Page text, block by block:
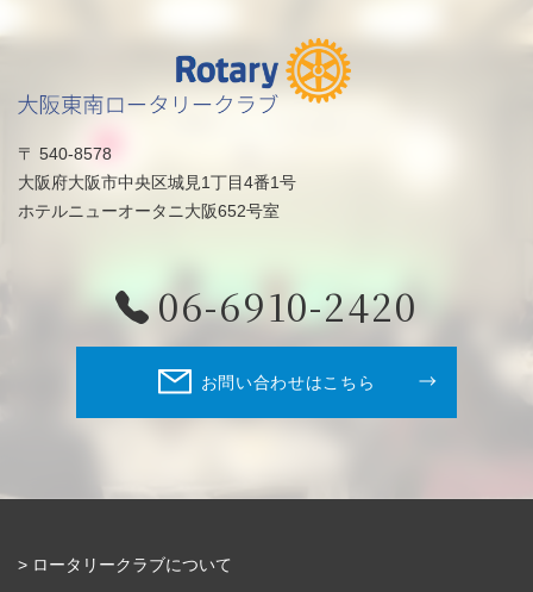
〒 540-8578
大阪府大阪市中央区城見1丁目4番1号
ホテルニューオータニ大阪652号室
06-6910-2420
お問い合わせはこちら
ロータリークラブについて